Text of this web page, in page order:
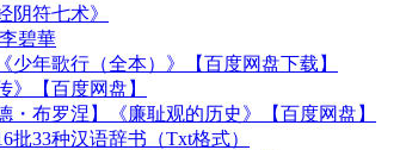
阴符七术》
碧華
少年歌行（全本）》【百度网盘下载】
》【百度网盘】
・布罗涅】《廉耻观的历史》【百度网盘】
批33种汉语辞书（Txt格式）